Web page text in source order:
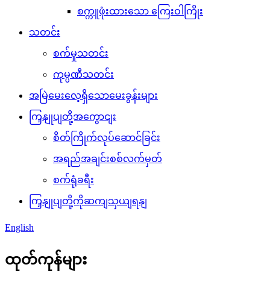
စက္ကူဖုံးထားသော ကြေးဝါကြိုး
သတင်း
စက်မှုသတင်း
ကုမ္ပဏီသတင်း
အမြဲမေးလေ့ရှိသောမေးခွန်းများ
ကြှနျုပျတို့အကွောငျး
စိတ်ကြိုက်လုပ်ဆောင်ခြင်း
အရည်အချင်းစစ်လက်မှတ်
စက်ရုံခရီး
ကြှနျုပျတို့ကိုဆကျသှယျရနျ
English
ထုတ်ကုန်များ